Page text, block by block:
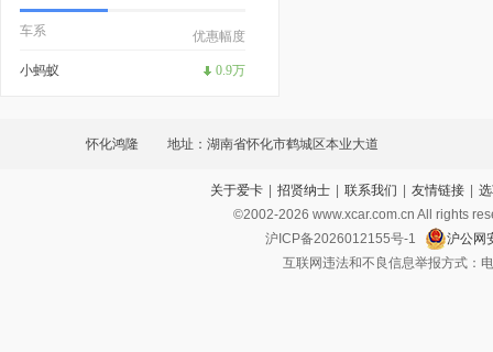
车系 优惠幅度
小蚂蚁 0.9万
怀化鸿隆 地址：湖南省怀化市鹤城区本业大道
关于爱卡 | 招贤纳士 | 联系我们 | 友情链接 |
©2002-2026 www.xcar.com.cn All rights
沪ICP备2026012155号-1
沪公网
互联网违法和不良信息举报方式：